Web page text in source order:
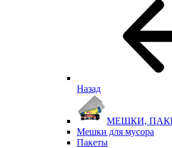
Назад
МЕШКИ,
Мешки для мусора
Пакеты